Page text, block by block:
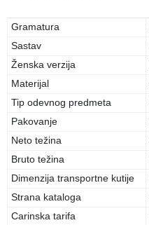
Gramatura
Sastav
Ženska verzija
Materijal
Tip odevnog predmeta
Pakovanje
Neto težina
Bruto težina
Dimenzija transportne kutije
Strana kataloga
Carinska tarifa